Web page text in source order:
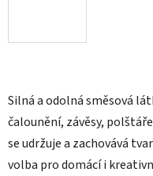
Silná a odolná směsová
čalounění, závěsy,
se udržuje a zachovává
volba pro domácí i